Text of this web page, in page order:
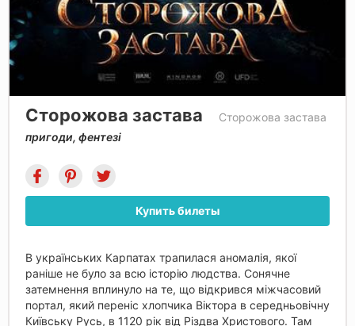
Сторожова застава
Cторожова застава
пригоди, фентезі
Купить билеты
В українських Карпатах трапилася аномалія, якої
раніше не було за всю історію людства. Сонячне
затемнення вплинуло на те, що відкрився міжчасовий
портал, який переніс хлопчика Віктора в середньовічну
Київську Русь, в 1120 рік від Різдва Христового. Там